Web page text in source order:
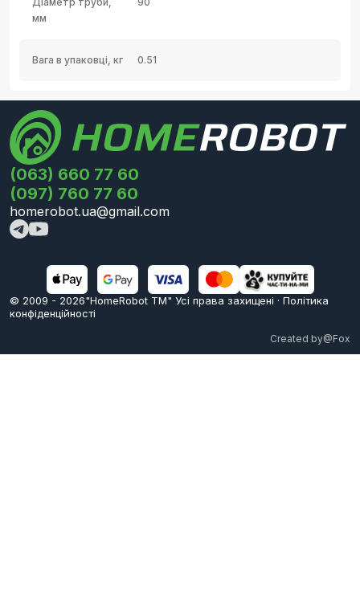
мм
Вага в упаковці, кг 0.51
(063) 660 77 60
(097) 760 77 60
homerobot.ua@gmail.com
© 2009 - 2026"HomeRobot ТМ" Усi права захищені · Політика
конфіденційності
Created by@Fox